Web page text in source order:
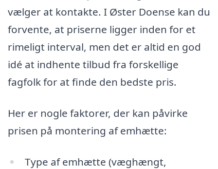
vælger at kontakte. I Øster Doense kan du
forvente, at priserne ligger inden for et
rimeligt interval, men det er altid en god
idé at indhente tilbud fra forskellige
fagfolk for at finde den bedste pris.
Her er nogle faktorer, der kan påvirke
prisen på montering af emhætte:
Type af emhætte (væghængt,